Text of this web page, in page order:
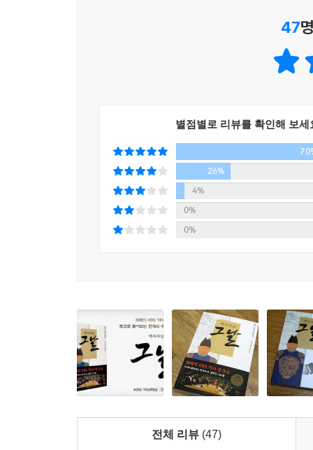
1권에서는 고려 말의 혼란을 수습하고 새 왕조를
운명을 통해 조선이라는 나라가 그린 꿈이 어
신하들의 이야기가 펼쳐진다. 황표정사로 대표
대립을 낳은 세조 대 공신 정치의 폐해, 조선 전
등을 흥미진진하게 그려냈다. 여기에 최근 유네
왕릉 이야기와 그 이면에 담긴 정치적 의미 등을
등극하게 된다. 그러나 아들이 못마땅했던 태조
계책을 올리는데……. 하륜의 기지로 두 번이나 목
- 세자 양녕과 유부녀 어리의 슬픈 사랑
조선 최초의 적장자 세자로서 엄격한 교육을
47
별점별로 리뷰를 확인해 보세
26%
4%
0%
0%
전체 리뷰 (47)